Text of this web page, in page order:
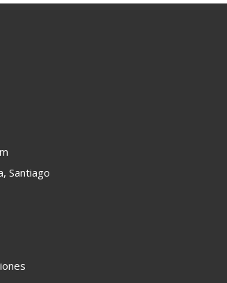
Santiago